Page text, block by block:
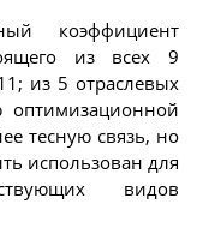
коэффициент
из всех 9
из 5 отраслевых
тесную связь, но
использован для
видов